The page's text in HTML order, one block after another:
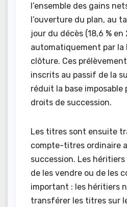
l’ensemble des gains
l’ouverture du plan, au
jour du décès (18,6 %
automatiquement par la
clôture. Ces
inscrits au passif de la
réduit la base imposable
droits de succession.
Les titres sont ensuite
compte-titres ordinaire
succession. Les
de les vendre ou de les
important : les héritiers
transférer les titres sur